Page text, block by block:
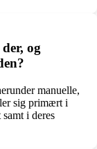
og
manuelle,
sig primært i
i deres